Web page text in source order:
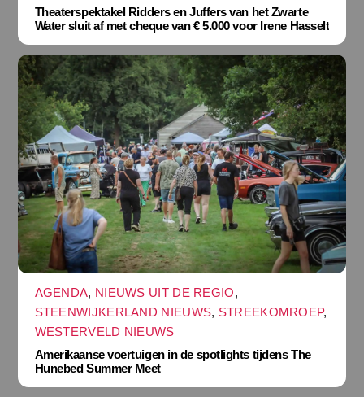
Theaterspektakel Ridders en Juffers van het Zwarte
Water sluit af met cheque van € 5.000 voor Irene Hasselt
AGENDA, NIEUWS UIT DE REGIO,
STEENWIJKERLAND NIEUWS, STREEKOMROEP,
WESTERVELD NIEUWS
Amerikaanse voertuigen in de spotlights tijdens The
Hunebed Summer Meet